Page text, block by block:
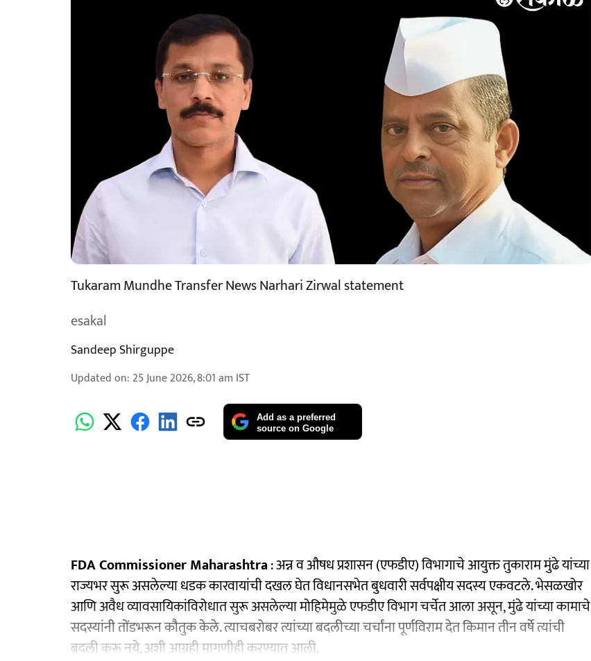
Tukaram Mundhe Transfer News Narhari Zirwal statement
esakal
Sandeep Shirguppe
Updated on: 25 June 2026, 8:01 am IST
Add as a preferred
source on Google
FDA Commissioner Maharashtra: अन्न व औषध प्रशासन (एफडीए) विभागाचे आयुक्त तुकाराम मुंढे यांच्या
राज्यभर सुरू असलेल्या धडक कारवायांची दखल घेत विधानसभेत बुधवारी सर्वपक्षीय सदस्य एकवटले. भेसळखोर
आणि अवैध व्यावसायिकांविरोधात सुरू असलेल्या मोहिमेमुळे एफडीए विभाग चर्चेत आला असून, मुंढे यांच्या कामाचे
सदस्यांनी तोंडभरून कौतुक केले. त्याचबरोबर त्यांच्या बदलीच्या चर्चांना पूर्णविराम देत किमान तीन वर्षे त्यांची
बदली करू नये, अशी आग्रही मागणीही करण्यात आली.